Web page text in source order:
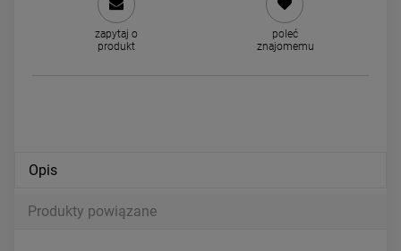
STAL CHIRURGICZNA
dla dziewczynek syrenka
44,00 zł
Kolczyki STAL
bigiel dwa rzędy cyrkonii 1,7
39,00 zł
zapytaj o
produkt
poleć
znajomemu
Opis
Produkty powiązane